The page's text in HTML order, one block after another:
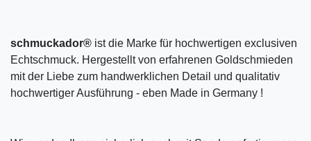
schmuckador® ist die Marke für hochwertigen exclusiven
Echtschmuck. Hergestellt von erfahrenen Goldschmieden
mit der Liebe zum handwerklichen Detail und qualitativ
hochwertiger Ausführung - eben Made in Germany !